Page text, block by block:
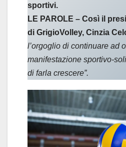
sportivi.
LE PAROLE – Così il
di GrigioVolley, Cinzia
l’orgoglio di continuare ad
manifestazione sportivo-
di farla crescere”.